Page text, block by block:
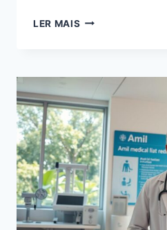
LER MAIS SOLUÇÕES
SAÚDE
COBERTURA
NACIONAL